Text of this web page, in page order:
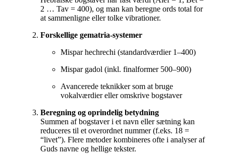
2 … Tav = 400), og man kan beregne ords total for
at sammenligne eller tolke vibrationer.
Forskellige gematria-systemer
Mispar hechrechi (standardværdier 1–400)
Mispar gadol (inkl. finalformer 500–900)
Avancerede teknikker som at bruge
vokalværdier eller omskrive bogstaver
Beregning og oprindelig betydning
Summen af bogstaver i et navn eller sætning kan
reduceres til et overordnet nummer (f.eks. 18 =
“livet”). Flere metoder kombineres ofte i analyser af
Guds navne og hellige tekster.